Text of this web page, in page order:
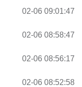
02-06 09:01:47
02-06 08:58:47
02-06 08:56:17
02-06 08:52:58